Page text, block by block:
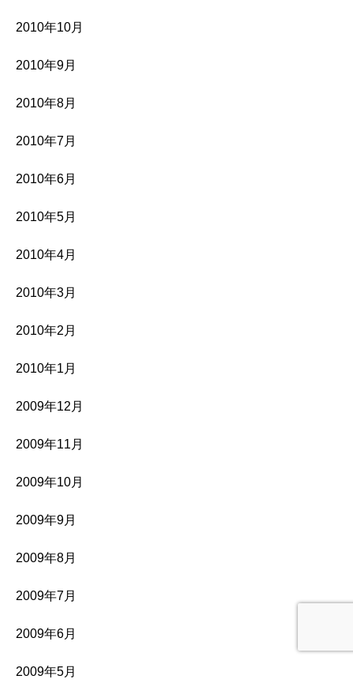
2010年10月
2010年9月
2010年8月
2010年7月
2010年6月
2010年5月
2010年4月
2010年3月
2010年2月
2010年1月
2009年12月
2009年11月
2009年10月
2009年9月
2009年8月
2009年7月
2009年6月
2009年5月